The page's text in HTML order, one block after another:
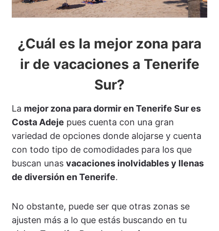
¿Cuál es la mejor zona para
ir de vacaciones a Tenerife
Sur?
La mejor zona para dormir en Tenerife Sur es
Costa Adeje pues cuenta con una gran
variedad de opciones donde alojarse y cuenta
con todo tipo de comodidades para los que
buscan unas vacaciones inolvidables y llenas
de diversión en Tenerife.
No obstante, puede ser que otras zonas se
ajusten más a lo que estás buscando en tu